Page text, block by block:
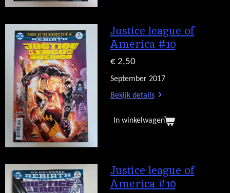
Justice league of
America #10
€ 2,50
September 2017
Bekijk details
In winkelwagen
Justice league of
America #10